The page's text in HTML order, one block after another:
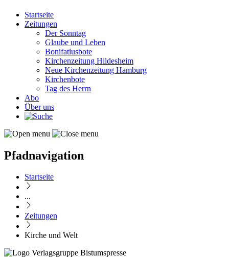
Startseite
Zeitungen
Der Sonntag
Glaube und Leben
Bonifatiusbote
Kirchenzeitung Hildesheim
Neue Kirchenzeitung Hamburg
Kirchenbote
Tag des Herrn
Abo
Über uns
Pfadnavigation
Startseite
...
Zeitungen
Kirche und Welt